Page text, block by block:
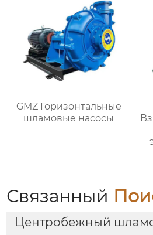
GMZ Горизонтальные
шламовые насосы
Связанный
Центробежный